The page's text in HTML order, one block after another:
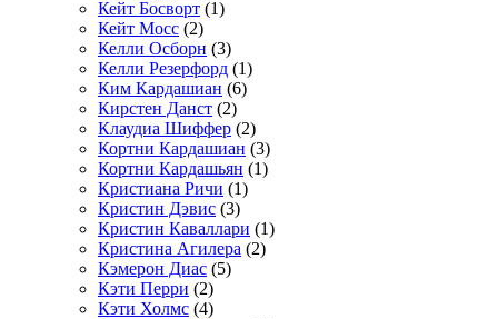
Кейт Босворт (1)
Кейт Мосс (2)
Келли Осборн (3)
Келли Резерфорд (1)
Ким Кардашиан (6)
Кирстен Данст (2)
Клаудиа Шиффер (2)
Кортни Кардашиан (3)
Кортни Кардашьян (1)
Кристиана Ричи (1)
Кристин Дэвис (3)
Кристин Каваллари (1)
Кристина Агилера (2)
Кэмерон Диас (5)
Кэти Перри (2)
Кэти Холмс (4)